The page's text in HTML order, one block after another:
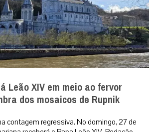
Leão XIV em meio ao fervor
dos mosaicos de Rupnik
contagem regressiva. No domingo, 27 de